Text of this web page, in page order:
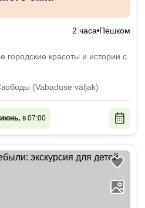
2 часа Пешком
городские красоты и истории с
(Vabaduse väljak)
в 07:00